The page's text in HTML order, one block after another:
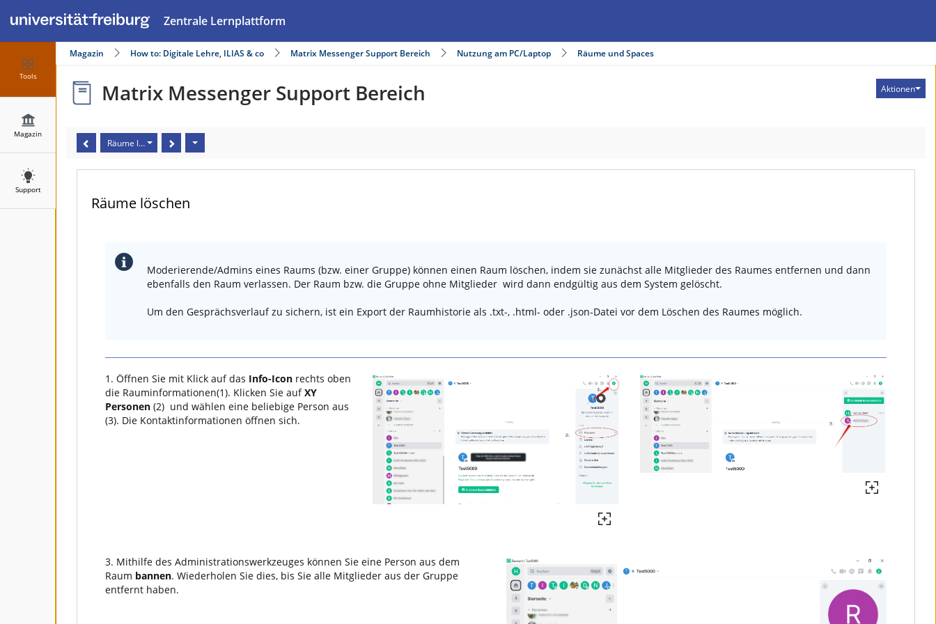
Zentrale Lernplattform
Tools
Magazin
Support
Magazin How to: Digitale Lehre, ILIAS & co Matrix Messenger Support Bereich Nutzung am PC/Laptop Räume und Spaces
Aktionen
Matrix Messenger Support Bereich
Räume löschen
Räume löschen
Moderierende/Admins eines Raums (bzw. einer Gruppe) können einen Raum löschen, indem sie zunächst alle Mitglieder des Raumes entfernen und dann
ebenfalls den Raum verlassen. Der Raum bzw. die Gruppe ohne Mitglieder wird dann endgültig aus dem System gelöscht.
Um den Gesprächsverlauf zu sichern, ist ein Export der Raumhistorie als .txt-, .html- oder .json-Datei vor dem Löschen des Raumes möglich.
1. Öffnen Sie mit Klick auf das Info-Icon rechts oben
die Rauminformationen(1). Klicken Sie aufXY
Personen (2) und wählen eine beliebige Person aus
(3). Die Kontaktinformationen öffnen sich.
3. Mithilfe des Administrationswerkzeuges können Sie eine Person aus dem
Raum bannen. Wiederholen Sie dies, bis Sie alle Mitglieder aus der Gruppe
entfernt haben.